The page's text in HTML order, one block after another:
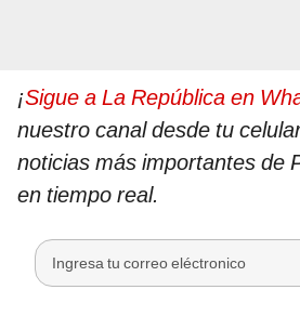
¡Sigue a La República en
nuestro canal desde tu
noticias más importantes de
en tiempo real.